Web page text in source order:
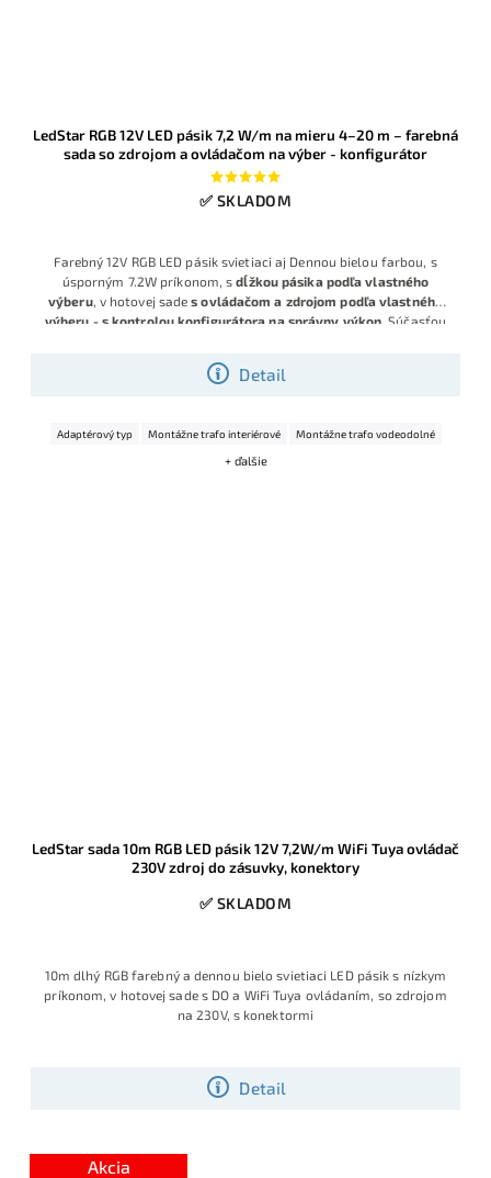
LedStar RGB 12V LED pásik 7,2 W/m na mieru 4–20 m – farebná
sada so zdrojom a ovládačom na výber - konfigurátor
✅ SKLADOM
Detail
Farebný 12V RGB LED pásik svietiaci aj Dennou bielou farbou, s
úsporným 7.2W príkonom, sdĺžkou pásika podľa vlastného
výberu, v hotovej sades ovládačom a zdrojom podľa vlastného
výberu - s kontrolou konfigurátora na správny výkon . Súčasťou
Adaptérový typ Montážne trafo interiérové Montážne trafo vodeodolné
+ ďalšie
LedStar sada 10m RGB LED pásik 12V 7,2W/m WiFi Tuya ovládač
230V zdroj do zásuvky, konektory
✅ SKLADOM
Detail
10m dlhý RGB farebný a dennou bielo svietiaci LED pásik s nízkym
príkonom, v hotovej sade s DO a WiFi Tuya ovládaním, so zdrojom
na 230V, s konektormi
Akcia